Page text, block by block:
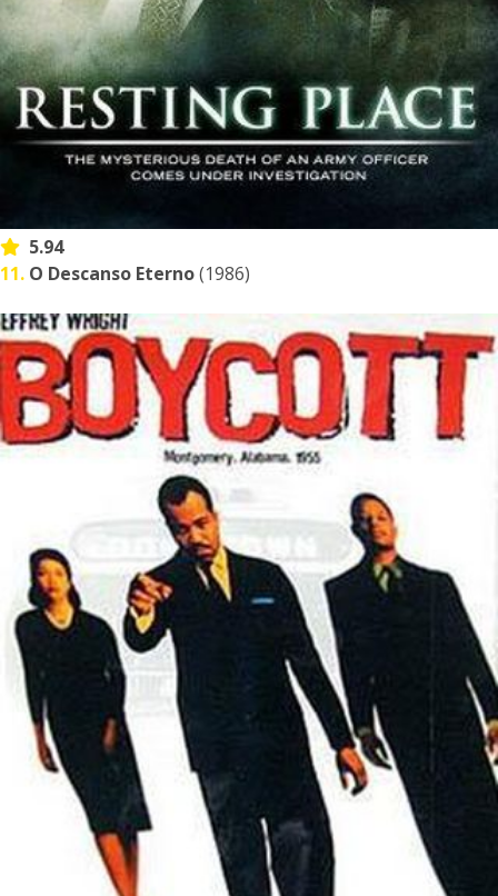
5.94
11. O Descanso Eterno(1986)